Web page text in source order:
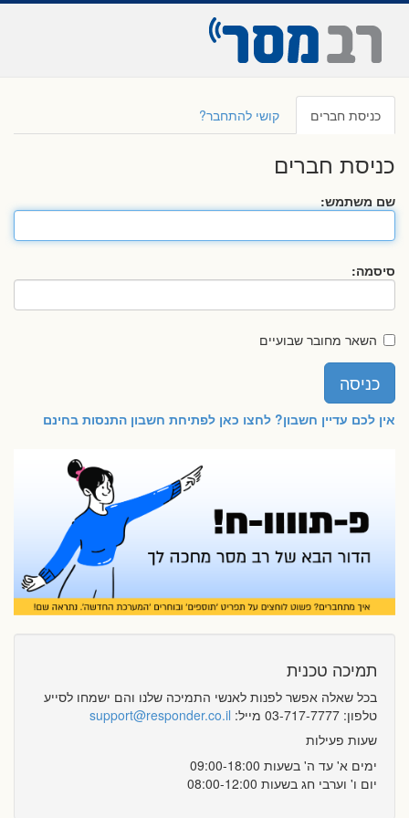
כניסת חברים קושי להתחבר?
כניסת חברים
שם משתמש:
סיסמה:
השאר מחובר שבועיים
אין לכם עדיין חשבון? לחצו כאן לפתיחת חשבון התנסות בחינם
תמיכה טכנית
בכל שאלה אפשר לפנות לאנשי התמיכה שלנו והם ישמחו לסייע
טלפון: 03-717-7777 מייל:
support@responder.co.il
שעות פעילות
ימים א' עד ה' בשעות 09:00-18:00
יום ו' וערבי חג בשעות 08:00-12:00